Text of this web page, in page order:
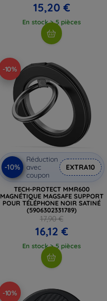
15,20 €
En stock > 5 pièces
-10%
-10%
Réduction
avec
coupon
EXTRA10
TECH-PROTECT MMR600
MAGNÉTIQUE MAGSAFE SUPPORT
POUR TÉLÉPHONE NOIR SATINÉ
(5906302331789)
17,90 €
16,12 €
En stock > 5 pièces
-10%